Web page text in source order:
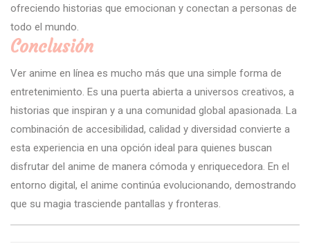
ofreciendo historias que emocionan y conectan a personas de
todo el mundo.
Conclusión
Ver anime en línea es mucho más que una simple forma de
entretenimiento. Es una puerta abierta a universos creativos, a
historias que inspiran y a una comunidad global apasionada. La
combinación de accesibilidad, calidad y diversidad convierte a
esta experiencia en una opción ideal para quienes buscan
disfrutar del anime de manera cómoda y enriquecedora. En el
entorno digital, el anime continúa evolucionando, demostrando
que su magia trasciende pantallas y fronteras.